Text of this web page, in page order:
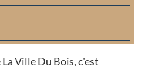
La Ville Du Bois, c'est